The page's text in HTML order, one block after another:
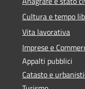
Cultura e tempo
Vita lavorativa
Imprese e
Appalti pubblici
Catasto e